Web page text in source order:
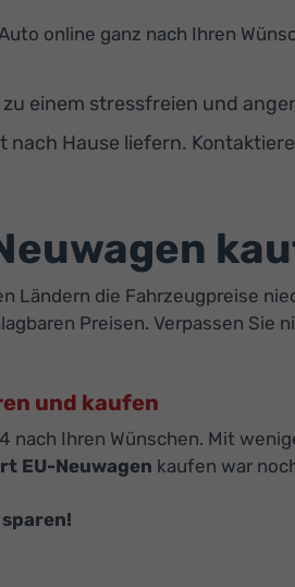
online ganz nach Ihren
einem stressfreien und
Hause liefern.
Ländern die Fahrzeugpreise
Preisen. Verpassen Sie
und kaufen
nach Ihren Wünschen. Mit
EU-Neuwagen kaufen war